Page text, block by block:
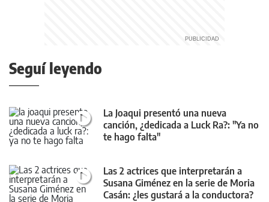
Seguí leyendo
La Joaqui presentó una nueva
canción, ¿dedicada a Luck Ra?: "Ya no
te hago falta"
Las 2 actrices que interpretarán a
Susana Giménez en la serie de Moria
Casán: ¿les gustará a la conductora?